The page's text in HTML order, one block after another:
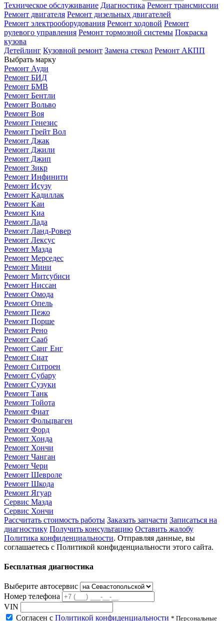
Техническое обслуживание Диагностика Ремонт трансмиссии
Ремонт двигателя Ремонт дизельных двигателей
Ремонт электрооборудования Ремонт ходовой Ремонт
рулевого управления Ремонт тормозной системы Покраска
кузова
Детейлинг Кузовной ремонт Замена стекол Ремонт АКПП
Выбрать марку
Ремонт Ауди
Ремонт БИД
Ремонт БМВ
Ремонт Бентли
Ремонт Вольво
Ремонт Воя
Ремонт Генезис
Ремонт Грейт Вол
Ремонт Джак
Ремонт Джили
Ремонт Джип
Ремонт Зикр
Ремонт Инфинити
Ремонт Исузу
Ремонт Кадиллак
Ремонт Каи
Ремонт Киа
Ремонт Лада
Ремонт Ланд-Ровер
Ремонт Лексус
Ремонт Мазда
Ремонт Мерседес
Ремонт Мини
Ремонт Митсубиси
Ремонт Ниссан
Ремонт Омода
Ремонт Опель
Ремонт Пежо
Ремонт Порше
Ремонт Рено
Ремонт Сааб
Ремонт Санг Енг
Ремонт Сиат
Ремонт Ситроен
Ремонт Субару
Ремонт Сузуки
Ремонт Танк
Ремонт Тойота
Ремонт Фиат
Ремонт Фольцваген
Ремонт Форд
Ремонт Хонда
Ремонт Хончи
Ремонт Чанган
Ремонт Чери
Ремонт Шевроле
Ремонт Шкода
Ремонт Ягуар
Сервис Мазда
Сервис Хончи
Рассчитать стоимость работы Заказать запчасти Записаться на
диагностику Получить консультацию Оставить жалобу
Политика конфиденциальности. Отправляя данные, вы
соглашаетесь с Политикой конфиденциальности этого сайта.
Бесплатная диагностика
Выберите автосервис
Номер телефона
VIN
Согласен с Политикой конфиденциальности * Персональные